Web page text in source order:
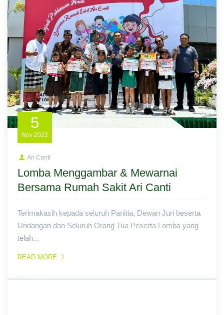
5
Nov 2023
Ari Canti
Lomba Menggambar & Mewarnai
Bersama Rumah Sakit Ari Canti
Terimakasih kepada seluruh Panitia, Dewan Juri beserta
Undangan dan Seluruh Orang Tua Peserta Lomba yang
telah...
READ MORE